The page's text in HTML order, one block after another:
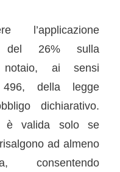
l’applicazione
del 26% sulla
ai sensi
496, della legge
dichiarativo.
è valida solo se
ad almeno
consentendo